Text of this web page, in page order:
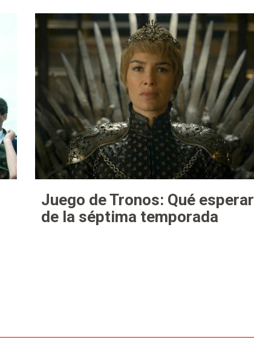
Juego de Tronos: Qué esperar
de la séptima temporada